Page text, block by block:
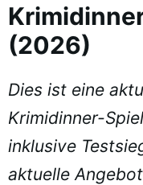
(2026)
Dies ist eine
Krimidinner-
inklusive
aktuelle